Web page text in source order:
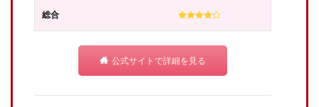
総合
公式サイトで詳細を見る